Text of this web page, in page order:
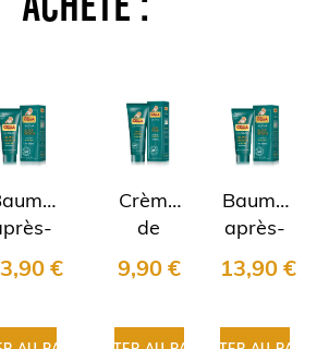
BIO
€
Crème
de
rasage
BIO
9,90 €
Baume
après-
rasage
BIO
13,90 €